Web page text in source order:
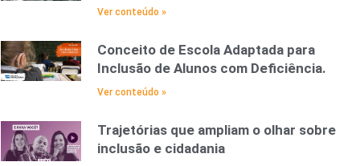
Ver conteúdo »
Conceito de Escola Adaptada para
Inclusão de Alunos com Deficiência.
Ver conteúdo »
Trajetórias que ampliam o olhar sobre
inclusão e cidadania